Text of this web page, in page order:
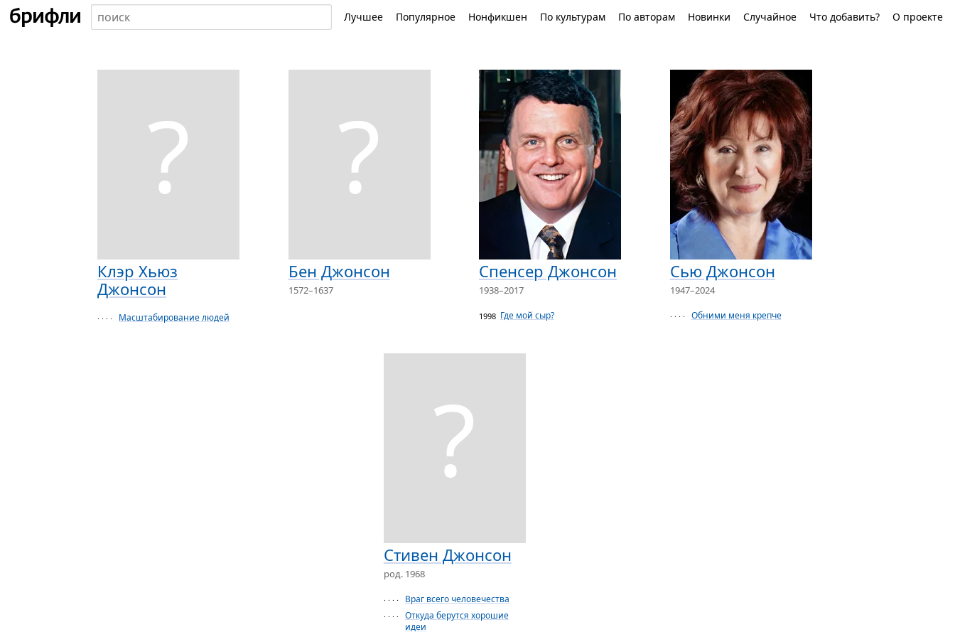
Лучшее Популярное Нонфикшен По культурам По авторам Новинки Случайное Что добавить? О проекте
?
Клэр Хьюз
Джонсон
· · · · Масштабирование людей
?
Бен Джонсон
1572–1637
Спенсер Джонсон
1938–2017
1998 Где мой сыр?
Сью Джонсон
1947–2024
· · · · Обними меня крепче
?
Стивен Джонсон
род. 1968
· · · · Враг всего человечества
· · · ·
Откуда берутся хорошие
идеи